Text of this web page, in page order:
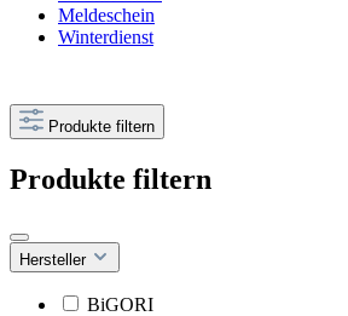
Meldeschein
Winterdienst
Produkte filtern
Produkte filtern
Hersteller
BiGORI